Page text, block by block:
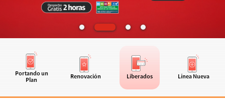
Portando un
Plan
Renovación Liberados Línea Nueva